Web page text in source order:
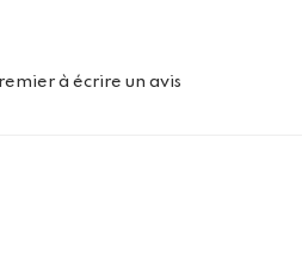
à écrire un avis